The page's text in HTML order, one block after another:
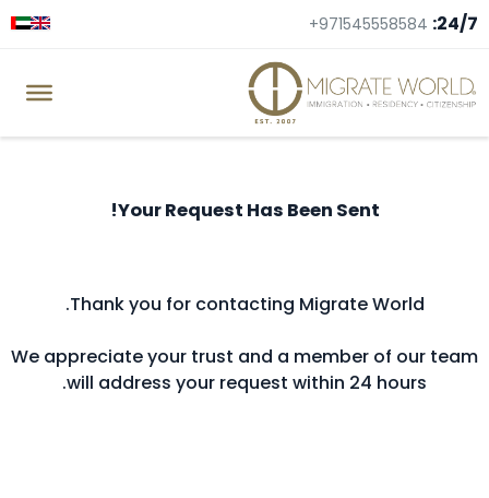
24/7:
+971545558584
Your Request Has Been Sent!
Thank you for contacting Migrate World.
We appreciate your trust and a member of our team
will address your request within 24 hours.